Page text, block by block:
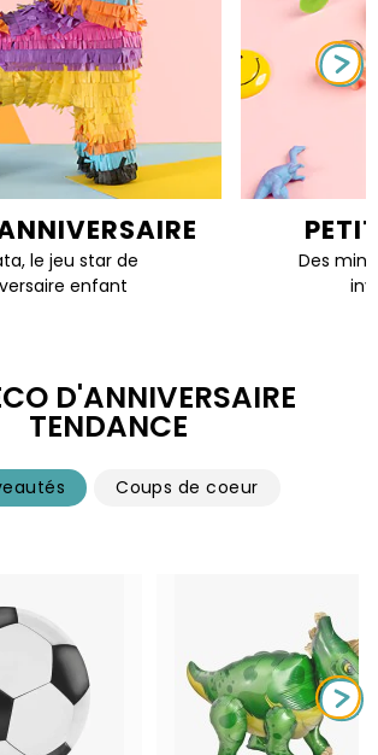
le jeu star de
enfant
Des mini
D'ANNIVERSAIRE
TENDANCE
Coups de coeur